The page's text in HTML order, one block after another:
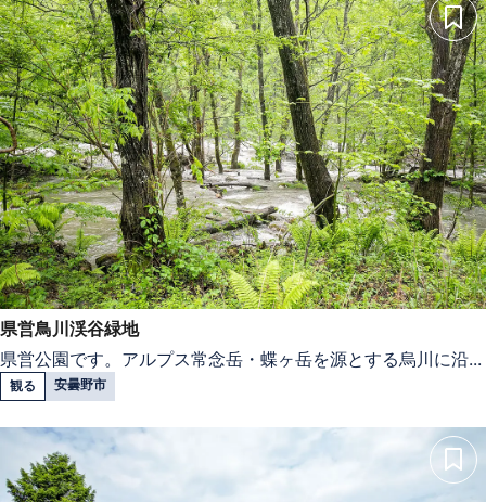
県営鳥川渓谷緑地
県営公園です。アルプス常念岳・蝶ヶ岳を源とする烏川に沿...
観る 安曇野市